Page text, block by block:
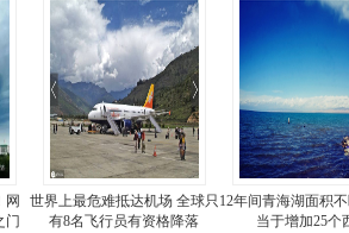
网
门
世界上最危难抵达机场 全球只
有8名飞行员有资格降落
12年间青海湖面积
当于增加25个